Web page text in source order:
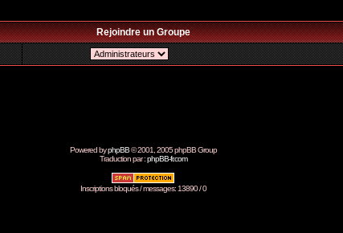
Rejoindre un Groupe
Powered byphpBB© 2001, 2005 phpBB Group
Traduction par :phpBB-fr.com
Inscriptions bloqués / messages: 13890 / 0